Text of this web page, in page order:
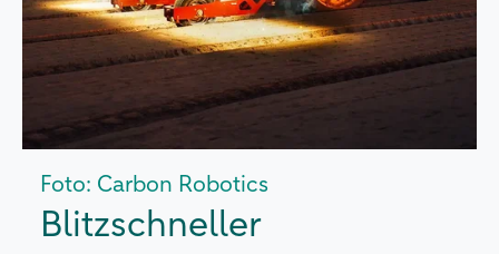
Foto: Carbon Robotics
Blitzschneller